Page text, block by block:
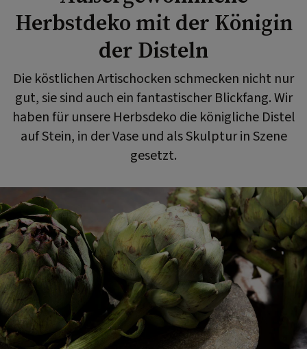
Herbstdeko mit der Königin
der Disteln
Die köstlichen Artischocken schmecken nicht nur
gut, sie sind auch ein fantastischer Blickfang. Wir
haben für unsere Herbsdeko die königliche Distel
auf Stein, in der Vase und als Skulptur in Szene
gesetzt.